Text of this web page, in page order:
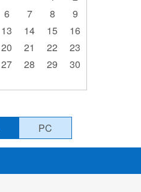
6 7 8
9
13 14 15
16
20 21 22
23
27 28 29
30
PC